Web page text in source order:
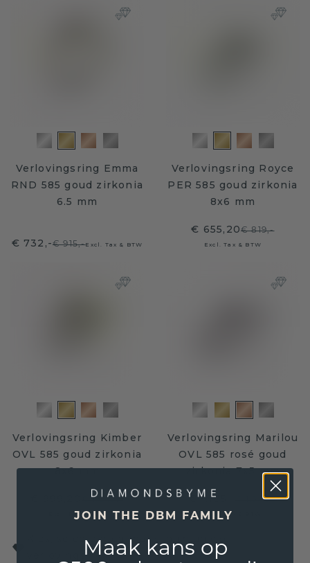
Verlovingsring Emma
RND 585 goud zirkonia
6.5 mm
€ 732,-€ 915,-Excl. Tax & BTW
Verlovingsring Royce
PER 585 goud zirkonia
8x6 mm
€ 655,20€ 819,-
Excl. Tax & BTW
Verlovingsring Kimber
OVL 585 goud zirkonia
8x6 mm
€ 1.249,-
Excl. Tax & BTW
Verlovingsring Marilou
OVL 585 rosé goud
zirkonia 7x5 mm
€ 1.135,- € 1.545,-
Excl. Tax & BTW
Kies, selecteer en maak jouw unieke
verlovingsring
JOIN THE DBM FAMILY
Maak kans op